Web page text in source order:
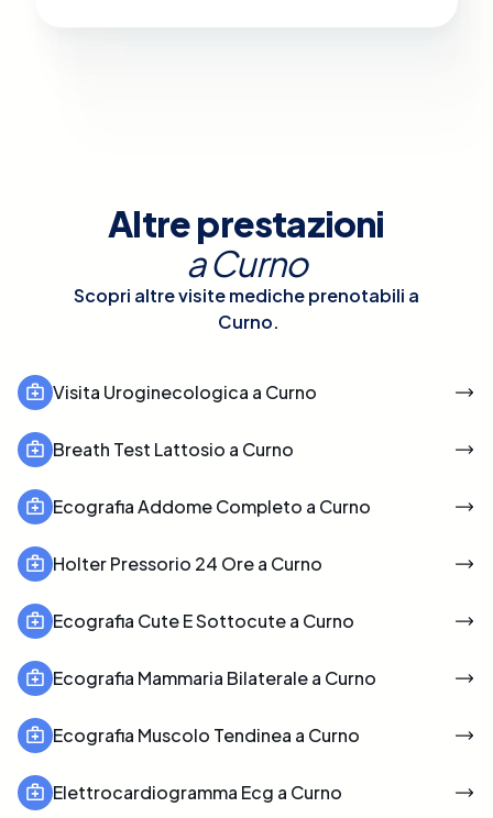
Altre prestazioni
aCurno
Scopri altre visite mediche prenotabili a
Curno.
Visita Uroginecologica a Curno
Breath Test Lattosio a Curno
Ecografia Addome Completo a Curno
Holter Pressorio 24 Ore a Curno
Ecografia Cute E Sottocute a Curno
Ecografia Mammaria Bilaterale a Curno
Ecografia Muscolo Tendinea a Curno
Elettrocardiogramma Ecg a Curno